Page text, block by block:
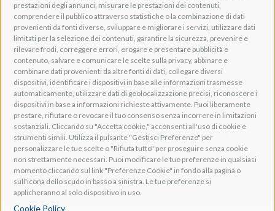
prestazioni degli annunci, misurare le prestazioni dei contenuti,
comprendere il pubblico attraverso statistiche o la combinazione di dati
provenienti da fonti diverse, sviluppare e migliorare i servizi, utilizzare dati
limitati per la selezione dei contenuti, garantire la sicurezza, prevenire e
rilevare frodi, correggere errori, erogare e presentare pubblicità e
contenuto, salvare e comunicare le scelte sulla privacy, abbinare e
combinare dati provenienti da altre fonti di dati, collegare diversi
dispositivi, identificare i dispositivi in base alle informazioni trasmesse
automaticamente, utilizzare dati di geolocalizzazione precisi, riconoscere i
dispositivi in base a informazioni richieste attivamente. Puoi liberamente
prestare, rifiutare o revocare il tuo consenso senza incorrere in limitazioni
sostanziali. Cliccando su "Accetta cookie," acconsenti all'uso di cookie e
strumenti simili. Utilizza il pulsante "Gestisci Preferenze" per
personalizzare le tue scelte o "Rifiuta tutto" per proseguire senza cookie
non strettamente necessari. Puoi modificare le tue preferenze in qualsiasi
momento cliccando sul link "Preferenze Cookie" in fondo alla pagina o
sull'icona dello scudo in basso a sinistra. Le tue preferenze si
applicheranno al solo dispositivo in uso.
Cookie Policy
info@adeogroup.it
Adeo ProAV
Adeo HomeAV
Adeo Screen
Screen Research
Adeum Cinema Suite